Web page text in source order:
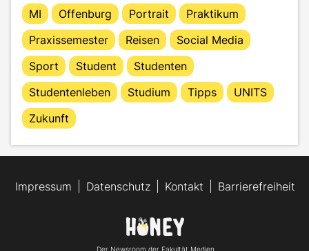
MI
Offenburg Portrait
Praktikum
Praxissemester
Reisen
Social Media
Sport
Student
Studenten
Studentenleben
Studium Tipps
UNITS
Zukunft
Der Newsroom der Fakultät Medien
Impressum Datenschutz Kontakt Barrierefreiheit